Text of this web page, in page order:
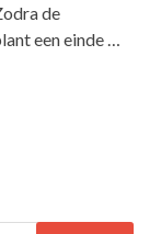
de
een einde …